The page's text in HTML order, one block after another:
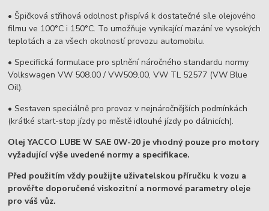
• Špičková střihová odolnost přispívá k dostatečné síle olejového
filmu ve 100°C i 150°C. To umožňuje vynikající mazání ve vysokých
teplotách a za všech okolností provozu automobilu.
• Specifická formulace pro splnění náročného standardu normy
Volkswagen VW 508.00 / VW509.00, VW TL 52577 (VW Blue
Oil).
• Sestaven speciálně pro provoz v nejnáročnějších podmínkách
(krátké start-stop jízdy po městě idlouhé jízdy po dálnicích).
Olej YACCO LUBE W SAE 0W-20 je vhodný pouze pro motory
vyžadující výše uvedené normy a specifikace.
Před použitím vždy použijte uživatelskou příručku k vozu a
prověřte doporučené viskozitní a normové parametry oleje
pro váš vůz.